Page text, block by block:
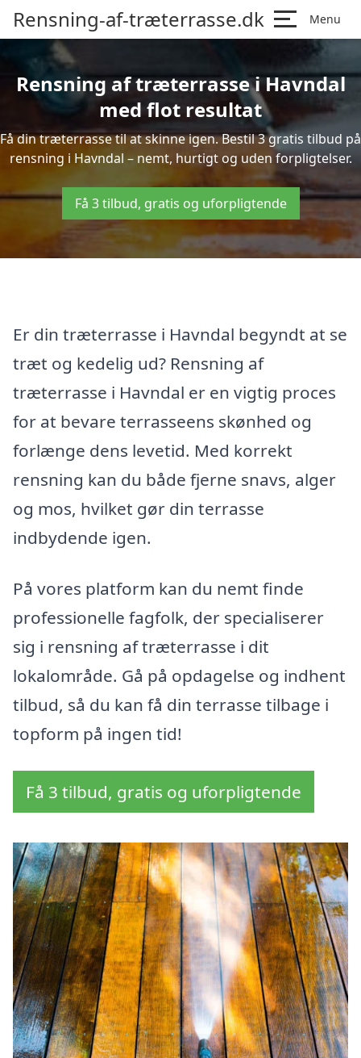
Rensning-af-træterrasse.dk Menu
Rensning af træterrasse i Havndal
med flot resultat
Få din træterrasse til at skinne igen. Bestil 3 gratis tilbud på
rensning i Havndal – nemt, hurtigt og uden forpligtelser.
Få 3 tilbud, gratis og uforpligtende
Er din træterrasse i Havndal begyndt at se
træt og kedelig ud? Rensning af
træterrasse i Havndal er en vigtig proces
for at bevare terrasseens skønhed og
forlænge dens levetid. Med korrekt
rensning kan du både fjerne snavs, alger
og mos, hvilket gør din terrasse
indbydende igen.
På vores platform kan du nemt finde
professionelle fagfolk, der specialiserer
sig i rensning af træterrasse i dit
lokalområde. Gå på opdagelse og indhent
tilbud, så du kan få din terrasse tilbage i
topform på ingen tid!
Få 3 tilbud, gratis og uforpligtende